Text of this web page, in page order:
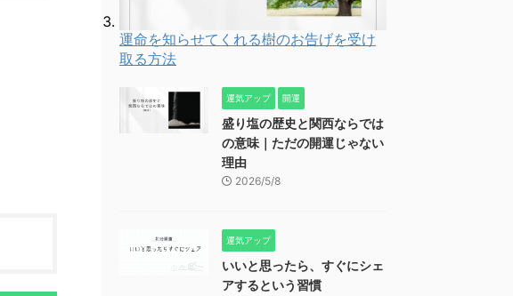
運命を知らせてくれる樹のお告げを受け
取る方法
運気アップ 開運
盛り塩の歴史と関西ならでは
の意味｜ただの開運じゃない
理由
2026/5/8
運気アップ
いいと思ったら、すぐにシェ
アするという習慣